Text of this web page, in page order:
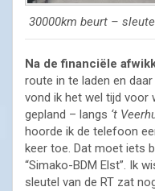
30000km beurt –
Na de financiële
route in te laden en
vond ik het wel tijd voor
gepland – langs ‘t
hoorde ik de telefoon
keer toe. Dat moet iets
“Simako-BDM Elst”. Ik
sleutel van de RT zat